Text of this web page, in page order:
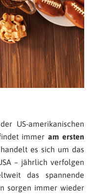
US-amerikanischen
immer am ersten
es sich um das
– jährlich verfolgen
das spannende
sorgen immer wieder